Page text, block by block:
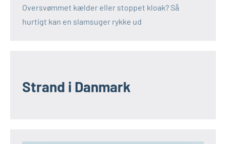
Oversvømmet kælder eller stoppet kloak? Så
hurtigt kan en slamsuger rykke ud
Strand i Danmark